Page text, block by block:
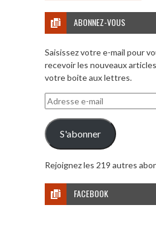
ABONNEZ-VOUS
Saisissez votre e-mail pour
recevoir les nouveaux
votre boite aux lettres.
Adresse
e-
mail
S'abonner
Rejoignez les 219 autres
FACEBOOK